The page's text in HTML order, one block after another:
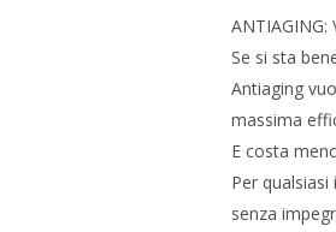
ANTIAGING:
Se si sta
Antiaging
massima
E costa
Per
senza